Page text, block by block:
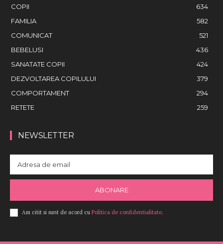
COPII
634
FAMILIA
582
COMUNICAT
521
BEBELUSI
436
SANATATE COPII
424
DEZVOLTAREA COPILULUI
379
COMPORTAMENT
294
RETETE
259
NEWSLETTER
ABONARE
Am citit si sunt de acord cu Politica de confidentialitate.